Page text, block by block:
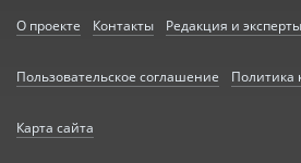
О проекте Контакты Редакция и эксперты
Пользовательское соглашение Политика
Карта сайта